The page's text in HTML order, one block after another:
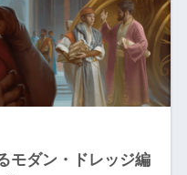
モダン・ドレッジ編